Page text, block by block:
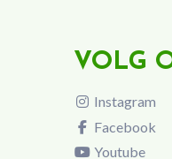
VOLG
Instagram
Facebook
Youtube